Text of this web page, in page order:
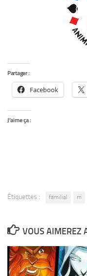
Partager :
Facebook
J’aime ça :
Étiquettes : familial m
VOUS AIMEREZ